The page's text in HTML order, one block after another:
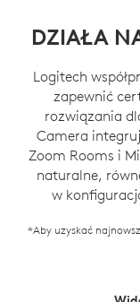
DZIAŁA
Logitech
zapewnić
rozwiązania
Camera
Zoom Rooms i
naturalne,
w
*Aby uzyskać